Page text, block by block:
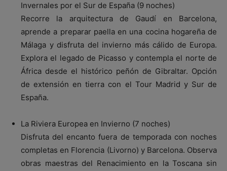
Invernales por el Sur de España (9 noches)
Recorre la arquitectura de Gaudí en Barcelona,
aprende a preparar paella en una cocina hogareña de
Málaga y disfruta del invierno más cálido de Europa.
Explora el legado de Picasso y contempla el norte de
África desde el histórico peñón de Gibraltar. Opción
de extensión en tierra con el Tour Madrid y Sur de
España.
La Riviera Europea en Invierno (7 noches)
Disfruta del encanto fuera de temporada con noches
completas en Florencia (Livorno) y Barcelona. Observa
obras maestras del Renacimiento en la Toscana sin